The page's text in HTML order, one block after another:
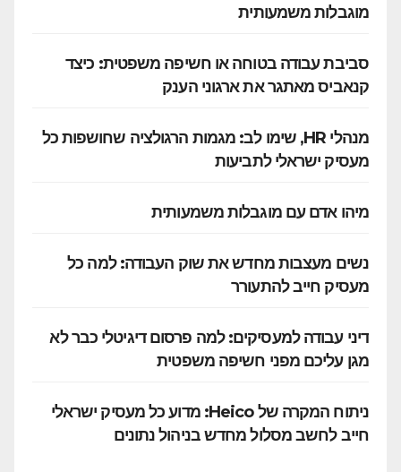
מוגבלות משמעותית
סביבת עבודה בטוחה או חשיפה משפטית: כיצד
קנאביס מאתגר את ארגוני הענק
מנהלי HR, שימו לב: מגמות הרגולציה שחושפות כל
מעסיק ישראלי לתביעות
מיהו אדם עם מוגבלות משמעותית
נשים מעצבות מחדש את שוק העבודה: למה כל
מעסיק חייב להתעורר
דיני עבודה למעסיקים: למה פרסום דיגיטלי כבר לא
מגן עליכם מפני חשיפה משפטית
ניתוח המקרה של Heico: מדוע כל מעסיק ישראלי
חייב לחשב מסלול מחדש בניהול נתונים